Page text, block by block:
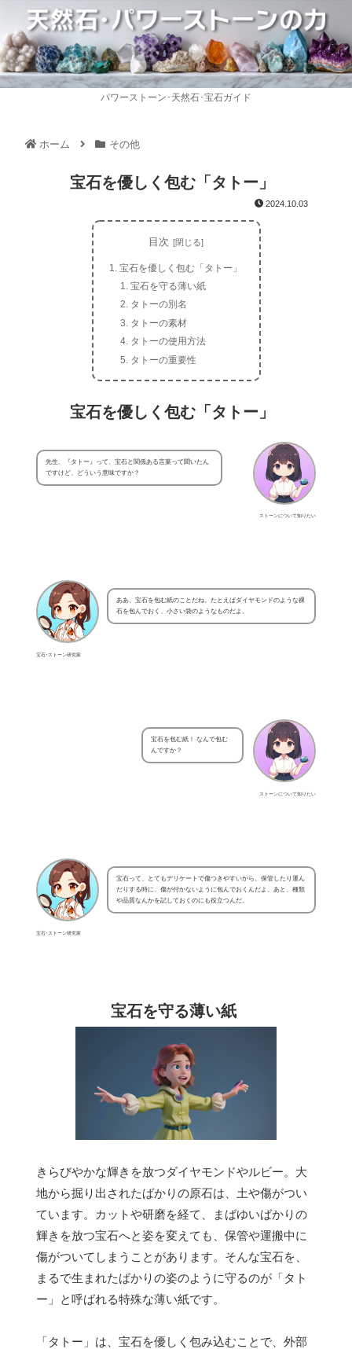
パワーストーン･天然石･宝石ガイド
ホーム その他
宝石を優しく包む「タトー」
2024.10.03
目次
宝石を優しく包む「タトー」
宝石を守る薄い紙
タトーの別名
タトーの素材
タトーの使用方法
タトーの重要性
宝石を優しく包む「タトー」
ストーンについて知りたい
先生、『タトー』って、宝石と関係ある言葉って聞いたん
ですけど、どういう意味ですか？
宝石･ストーン研究家
ああ、宝石を包む紙のことだね。たとえばダイヤモンドのような裸
石を包んでおく、小さい袋のようなものだよ。
ストーンについて知りたい
宝石を包む紙！ なんで包む
んですか？
宝石･ストーン研究家
宝石って、とてもデリケートで傷つきやすいから、保管したり運ん
だりする時に、傷が付かないように包んでおくんだよ。あと、種類
や品質なんかを記しておくのにも役立つんだ。
宝石を守る薄い紙
きらびやかな輝きを放つダイヤモンドやルビー。大
地から掘り出されたばかりの原石は、土や傷がつい
ています。カットや研磨を経て、まばゆいばかりの
輝きを放つ宝石へと姿を変えても、保管や運搬中に
傷がついてしまうことがあります。そんな宝石を、
まるで生まれたばかりの姿のように守るのが「タト
ー」と呼ばれる特殊な薄い紙です。
「タトー」は、宝石を優しく包み込むことで、外部